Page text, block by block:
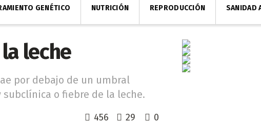
GENÉTICO NUTRICIÓN REPRODUCCIÓN SANIDAD
leche
por debajo de un umbral
o fiebre de la leche.
456 29 0